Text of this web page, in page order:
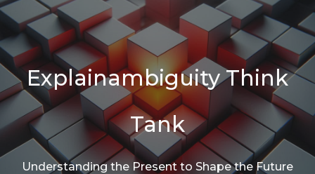
Explainambiguity Think
Tank
Understanding the Present to Shape the Future